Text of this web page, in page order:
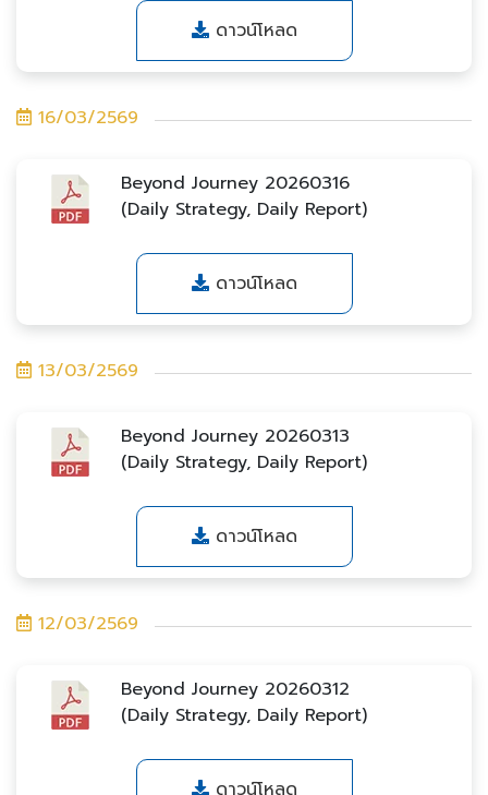
ดาวน์โหลด
16/03/2569
Beyond Journey 20260316
(Daily Strategy, Daily Report)
ดาวน์โหลด
13/03/2569
Beyond Journey 20260313
(Daily Strategy, Daily Report)
ดาวน์โหลด
12/03/2569
Beyond Journey 20260312
(Daily Strategy, Daily Report)
ดาวน์โหลด